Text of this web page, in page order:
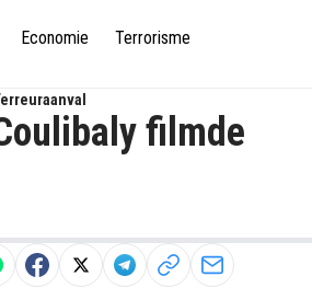
Economie Terrorisme
filmde